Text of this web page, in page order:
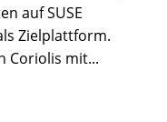
auf SUSE
Zielplattform.
Coriolis mit...